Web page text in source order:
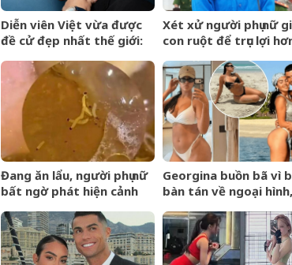
Diễn viên Việt vừa được
đề cử đẹp nhất thế giới:
cưỡng, ăn tiền nhất là đôi
mắt cực phẩm
Xét xử người phụ nữ
con ruột để trục lợi
Đang ăn lẩu, người phụ nữ
bất ngờ phát hiện cảnh
gà&amp;apos; trong nồi
Georgina buồn bã vì
bàn tán về ngoại hình,
động khiến 4 triệu
đồng tình